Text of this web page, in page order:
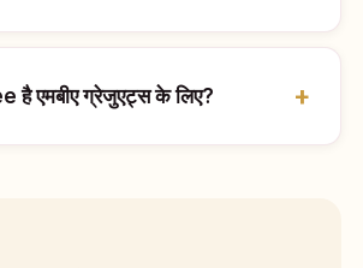
है एमबीए ग्रेजुएट्स के लिए?